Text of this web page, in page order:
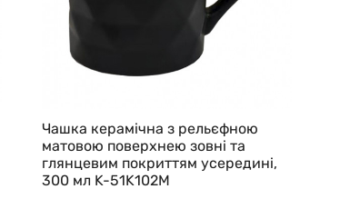
Чашка керамічна з рельєфною
матовою поверхнею зовні та
глянцевим покриттям усередині,
300 мл K-51K102M